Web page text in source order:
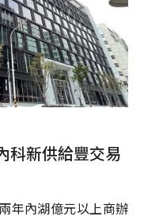
科新供給豐交易
年內湖億元以上商辦